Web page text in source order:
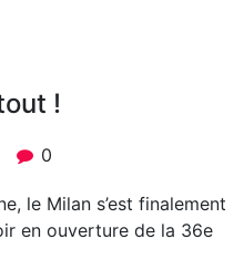
!
0
le Milan s’est finalement
en ouverture de la 36e